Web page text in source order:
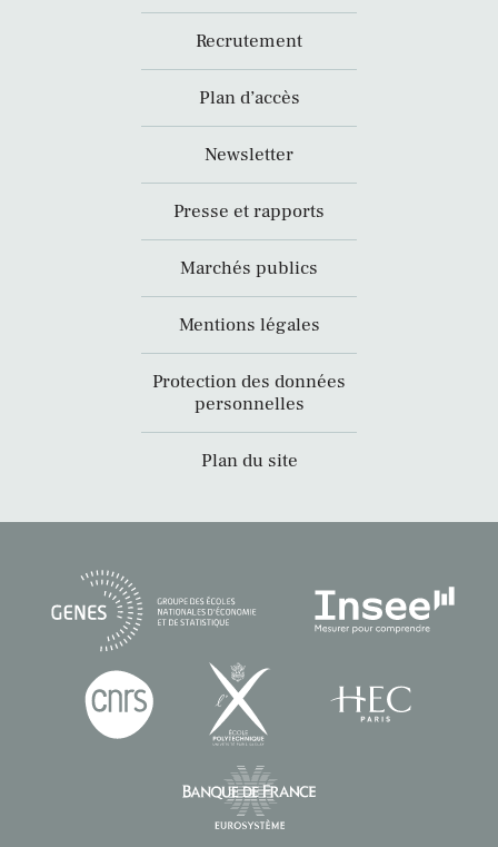
Recrutement
Plan d’accès
Newsletter
Presse et rapports
Marchés publics
Mentions légales
Protection des données
personnelles
Plan du site